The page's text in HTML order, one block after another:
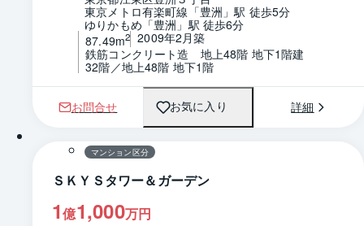
東京メトロ有楽町線「豊洲」駅 徒歩5分
ゆりかもめ「豊洲」駅 徒歩6分
87.49m2 2009年2月築
鉄筋コンクリート造　地上48階 地下1階建
32階／地上48階 地下1階
お問合せ お気に入り 詳細
1 / 0 間取り
マンション区分
ＳＫＹＳタワー＆ガーデン
1億1,000万円